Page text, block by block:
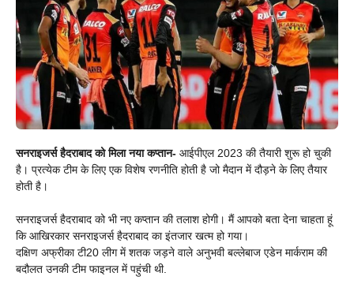
सनराइजर्स हैदराबाद को मिला नया कप्तान- आईपीएल 2023 की तैयारी शुरू हो चुकी
है। प्रत्येक टीम के लिए एक विशेष रणनीति होती है जो मैदान में दौड़ने के लिए तैयार
होती है।
सनराइजर्स हैदराबाद को भी नए कप्तान की तलाश होगी। मैं आपको बता देना चाहता हूं
कि आखिरकार सनराइजर्स हैदराबाद का इंतजार खत्म हो गया।
दक्षिण अफ्रीका टी20 लीग में शतक जड़ने वाले अनुभवी बल्लेबाज एडेन मार्कराम की
बदौलत उनकी टीम फाइनल में पहुंची थी.